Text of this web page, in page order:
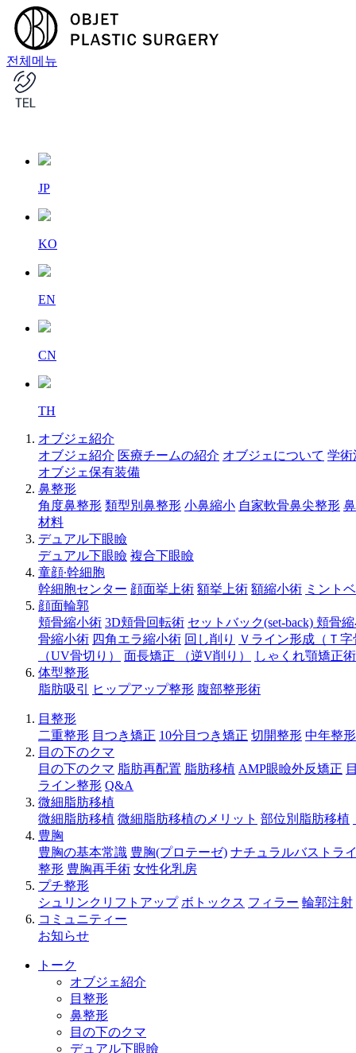
전체메뉴
JP
KO
EN
CN
TH
オブジェ紹介
オブジェ紹介 医療チームの紹介 オブジェについて 学術
オブジェ保有装備
鼻整形
角度鼻整形 類型別鼻整形 小鼻縮小 自家軟骨鼻尖整形
材料
デュアル下眼瞼
デュアル下眼瞼 複合下眼瞼
童顔∙幹細胞
幹細胞センター 顔面挙上術 額挙上術 額縮小術 ミント
顔面輪郭
頬骨縮小術 3D頬骨回転術 セットバック(set-back) 頬骨
骨縮小術 四角エラ縮小術 回し削り
Ｖライン形成（Ｔ
（UV骨切り）
面長矯正 （逆V削り）
しゃくれ顎矯正術
体型整形
脂肪吸引
ヒップアップ整形 腹部整形術
目整形
二重整形 目つき矯正 10分目つき矯正 切開整形 中年整形
目の下のクマ
目の下のクマ 脂肪再配置 脂肪移植 AMP眼瞼外反矯正
ライン整形 Q&A
微細脂肪移植
微細脂肪移植 微細脂肪移植のメリット 部位別脂肪移植
豊胸
豊胸の基本常識 豊胸(プロテーゼ) ナチュラルバストラ
整形 豊胸再手術 女性化乳房
プチ整形
シュリンクリフトアップ ボトックス フィラー 輪郭注射
コミュニティー
お知らせ
トーク
オブジェ紹介
目整形
鼻整形
目の下のクマ
デュアル下眼瞼